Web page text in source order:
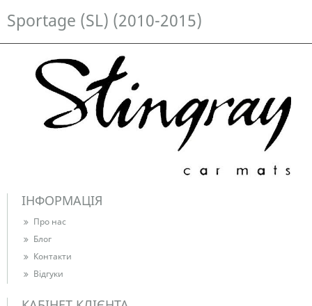
Sportage (SL) (2010-2015)
ІНФОРМАЦІЯ
Про нас
Блог
Контакти
Відгуки